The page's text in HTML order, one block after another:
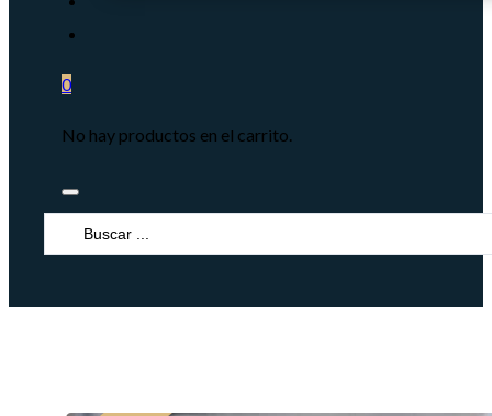
0
No hay productos en el carrito.
Search
...